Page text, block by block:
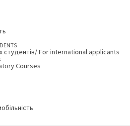
студентів/ For international applicants
Courses